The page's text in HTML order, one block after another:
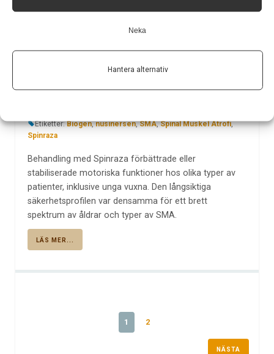
Neka
Hantera alternativ
bibehållen effekt och säkerhet
över tid för ett brett spektrum av
patienter med spinal muskel
Etiketter:Biogen,nusinersen,SMA,Spinal Muskel Atrofi,
Spinraza
Behandling med Spinraza förbättrade eller
stabiliserade motoriska funktioner hos olika typer av
patienter, inklusive unga vuxna. Den långsiktiga
säkerhetsprofilen var densamma för ett brett
spektrum av åldrar och typer av SMA.
LÄS MER...
1 2
NÄSTA